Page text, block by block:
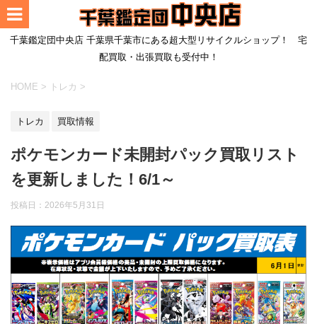
千葉鑑定団中央店 千葉県千葉市にある超大型リサイクルショップ！ 宅
配買取・出張買取も受付中！
HOME > トレカ >
トレカ 買取情報
ポケモンカード未開封パック買取リスト
を更新しました！6/1～
投稿日： 2026年5月31日